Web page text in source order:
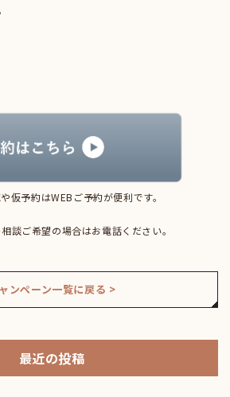
仮予約はWEBご予約が便利です。
談ご希望の場合はお電話ください。
ンペーン一覧に戻る >
最近の投稿